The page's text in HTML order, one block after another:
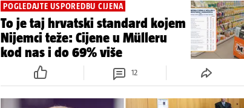
POGLEDAJTE USPOREDBU CIJENA
To je taj hrvatski standard kojem
Nijemci teže: Cijene u Mülleru
kod nas i do 69% više
12